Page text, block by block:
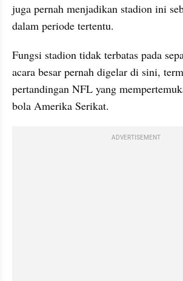
juga pernah menjadikan stadion ini
dalam periode tertentu.
Fungsi stadion tidak terbatas pada
acara besar pernah digelar di sini,
pertandingan NFL yang
bola Amerika Serikat.
ADVERTISEMENT